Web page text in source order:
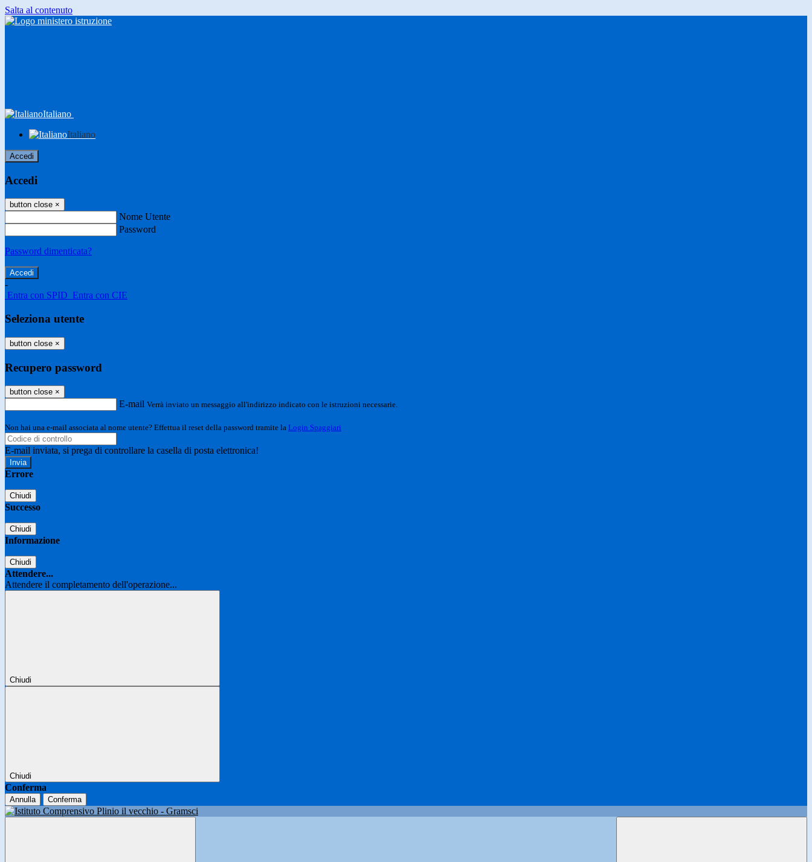
Salta al contenuto
Italiano
Italiano
Accedi
Accedi
button close ×
Nome Utente
Password
Password dimenticata?
-
Entra con SPID Entra con CIE
Seleziona utente
button close ×
Recupero password
button close ×
E-mail Verrà inviato un messaggio all'indirizzo indicato con le istruzioni necessarie.
Non hai una e-mail associata al nome utente? Effettua il reset della password tramite la Login Spaggiari
E-mail inviata, si prega di controllare la casella di posta elettronica!
Errore
Chiudi
Successo
Chiudi
Informazione
Chiudi
Attendere...
Attendere il completamento dell'operazione...
Chiudi
Chiudi
Conferma
Annulla Conferma